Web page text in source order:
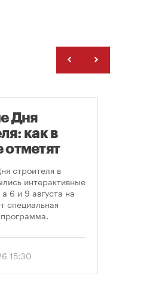
Дня
как в
отметят
строителя в
интерактивные
6 и 9 августа на
специальная
15:30